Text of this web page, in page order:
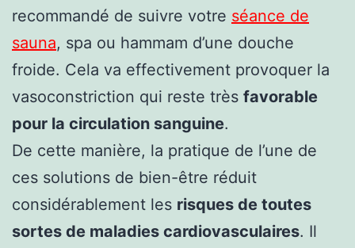
recommandé de suivre votre séance de
sauna, spa ou hammam d’une douche
froide. Cela va effectivement provoquer la
vasoconstriction qui reste très favorable
pour la circulation sanguine.
De cette manière, la pratique de l’une de
ces solutions de bien-être réduit
considérablement les risques de toutes
sortes de maladies cardiovasculaires. Il